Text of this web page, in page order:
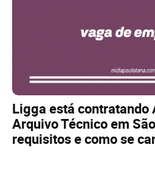
Ligga está contratando
Arquivo Técnico em
requisitos e como se